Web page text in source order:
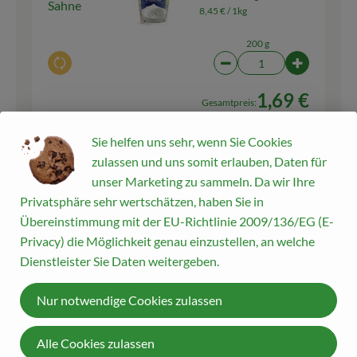
Sahne
Auswahl ändern
8,45 € /1kg
200 g
Artikelanzahl
Gesamtpreis: 1,69 €
1 Stk
Auswahl ändern
6,49 € /kg
kg
1,30 €
Sie helfen uns sehr, wenn Sie Cookies
zulassen und uns somit erlauben, Daten für
unser Marketing zu sammeln. Da wir Ihre
Privatsphäre sehr wertschätzen, haben Sie in
Übereinstimmung mit der EU-Richtlinie 2009/136/EG (E-
Privacy) die Möglichkeit genau einzustellen, an welche
Dienstleister Sie Daten weitergeben.
Nur notwendige Cookies zulassen
Alle Cookies zulassen